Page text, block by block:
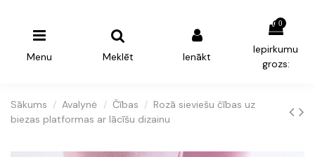
Menu Meklēt Ienākt
0
Iepirkumu
grozs:
Sākums Avalynė Čības
Rozā sieviešu čības uz
biezas platformas ar lācīšu dizainu